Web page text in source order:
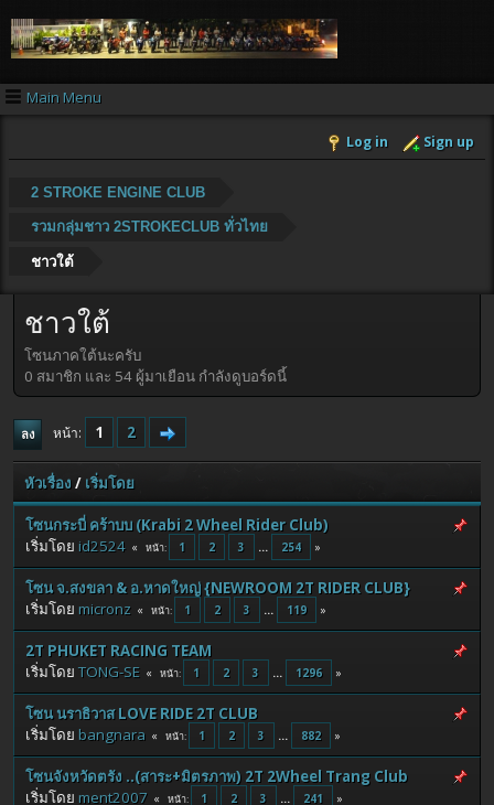
Main Menu
Log in Sign up
2 STROKE ENGINE CLUB
รวมกลุ่มชาว 2STROKECLUB ทั่วไทย
ชาวใต้
ชาวใต้
โซนภาคใต้นะครับ
0 สมาชิก และ 54 ผู้มาเยือน กำลังดูบอร์ดนี้
ลง หน้า 1 2
หัวเรื่อง/ เริ่มโดย
โซนกระบี่ คร้าบบ (Krabi 2 Wheel Rider Club)
เริ่มโดย id2524 หน้า 1 2 3 ... 254
โซน จ.สงขลา & อ.หาดใหญ่ {NEWROOM 2T RIDER CLUB}
เริ่มโดย micronz หน้า 1 2 3 ... 119
2T PHUKET RACING TEAM
เริ่มโดย TONG-SE หน้า 1 2 3 ... 1296
โซน นราธิวาส LOVE RIDE 2T CLUB
เริ่มโดย bangnara หน้า 1 2 3 ... 882
โซนจังหวัดตรัง ..(สาระ+มิตรภาพ) 2T 2Wheel Trang Club
เริ่มโดย ment2007 หน้า 1 2 3 ... 241